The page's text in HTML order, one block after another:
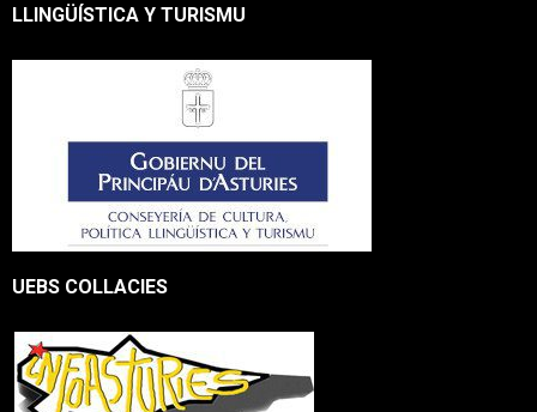
LLINGÜÍSTICA Y TURISMU
UEBS COLLACIES